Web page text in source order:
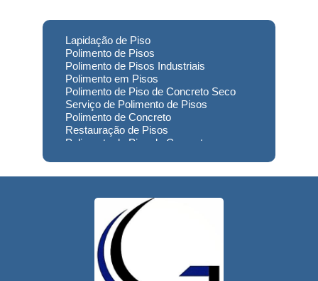
Lapidação de Piso
Polimento de Pisos
Polimento de Pisos Industriais
Polimento em Pisos
Polimento de Piso de Concreto Seco
Serviço de Polimento de Pisos
Polimento de Concreto
Restauração de Pisos
Polimento de Piso de Concreto
Preço
Restauração de Piso de Concreto
Polimento do Concreto
Serviço de Polimento de Concreto
Restauração de Pisos Industriais
Restauração de Pisos de Concreto
Restauração de Pisos de Contato